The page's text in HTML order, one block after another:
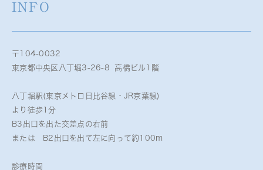
INFO
〒104-0032
東京都中央区八丁堀3-26-8 高橋ビル1階
八丁堀駅(東京メトロ日比谷線・JR京葉線)
より徒歩1分
B3出口を出た交差点の右前
または B2出口を出て左に向って約100m
診療時間